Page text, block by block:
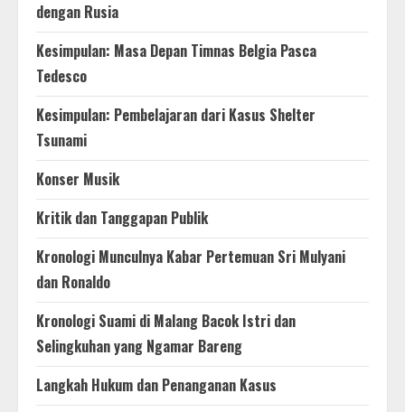
dengan Rusia
Kesimpulan: Masa Depan Timnas Belgia Pasca
Tedesco
Kesimpulan: Pembelajaran dari Kasus Shelter
Tsunami
Konser Musik
Kritik dan Tanggapan Publik
Kronologi Munculnya Kabar Pertemuan Sri Mulyani
dan Ronaldo
Kronologi Suami di Malang Bacok Istri dan
Selingkuhan yang Ngamar Bareng
Langkah Hukum dan Penanganan Kasus